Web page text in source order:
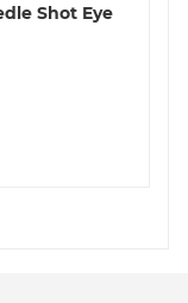
Shot Eye